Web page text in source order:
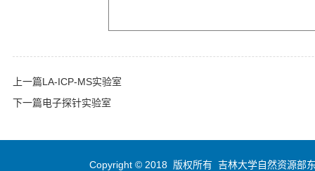
上一篇LA-ICP-MS实验室
下一篇电子探针实验室
Copyright © 2018 版权所有 吉林大学自然资源部